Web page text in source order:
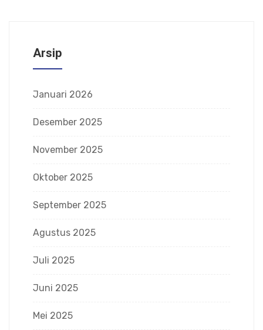
Arsip
Januari 2026
Desember 2025
November 2025
Oktober 2025
September 2025
Agustus 2025
Juli 2025
Juni 2025
Mei 2025